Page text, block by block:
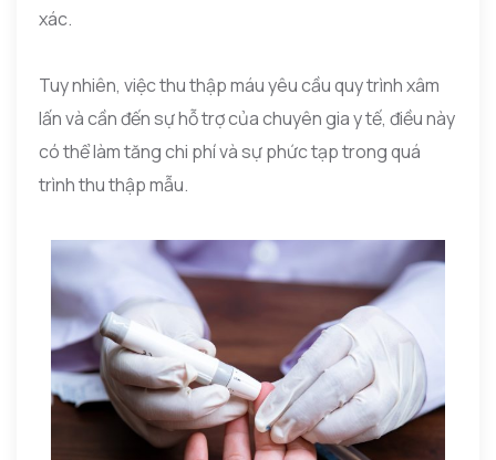
xác.
Tuy nhiên, việc thu thập máu yêu cầu quy trình xâm
lấn và cần đến sự hỗ trợ của chuyên gia y tế, điều này
có thể làm tăng chi phí và sự phức tạp trong quá
trình thu thập mẫu.